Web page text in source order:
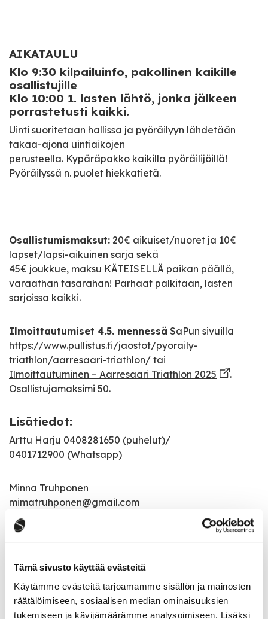
Tämä sivusto käyttää evästeitä
Käytämme evästeitä tarjoamamme sisällön ja mainosten
räätälöimiseen, sosiaalisen median ominaisuuksien
tukemiseen ja kävijämäärämme analysoimiseen. Lisäksi
AIKATAULU
Klo 9:30 kilpailuinfo, pakollinen kaikille
osallistujille
Klo 10:00 1. lasten lähtö, jonka jälkeen
porrastetusti kaikki.
Uinti suoritetaan hallissa ja pyöräilyyn lähdetään
takaa-ajona uintiaikojen
perusteella. Kypäräpakko kaikilla pyöräilijöillä!
Pyöräilyssä n. puolet hiekkatietä.
Osallistumismaksut: 20€ aikuiset/nuoret ja 10€
lapset/lapsi-aikuinen sarja sekä
45€ joukkue, maksu KÄTEISELLÄ paikan päällä,
varaathan tasarahan! Parhaat palkitaan, lasten
sarjoissa kaikki.
Ilmoittautumiset 4.5. mennessä SaPun sivuilla
https://www.pullistus.fi/jaostot/pyoraily-
triathlon/aarresaari-triathlon/ tai
Ilmoittautuminen – Aarresaari Triathlon 2025
.
Osallistujamaksimi 50.
Lisätiedot:
Arttu Harju 0408281650 (puhelut)/
0401712900 (Whatsapp)
Minna Truhponen
mimatruhponen@gmail.com
Yhteistyössä Uimahalli Aarresaari ja
triathlonjaosto. Kuva: Kimmo Kuisma 2021